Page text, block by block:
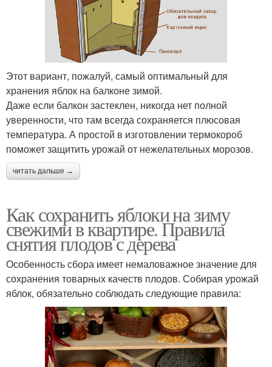
Этот вариант, пожалуй, самый оптимальный для
хранения яблок на балконе зимой.
Даже если балкон застеклен, никогда нет полной
уверенности, что там всегда сохраняется плюсовая
температура. А простой в изготовлении термокороб
поможет защитить урожай от нежелательных морозов.
читать дальше →
Как сохранить яблоки на зиму
свежими в квартире. Правила
снятия плодов с дерева
Особенность сбора имеет немаловажное значение для
сохранения товарных качеств плодов. Собирая урожай
яблок, обязательно соблюдать следующие правила: